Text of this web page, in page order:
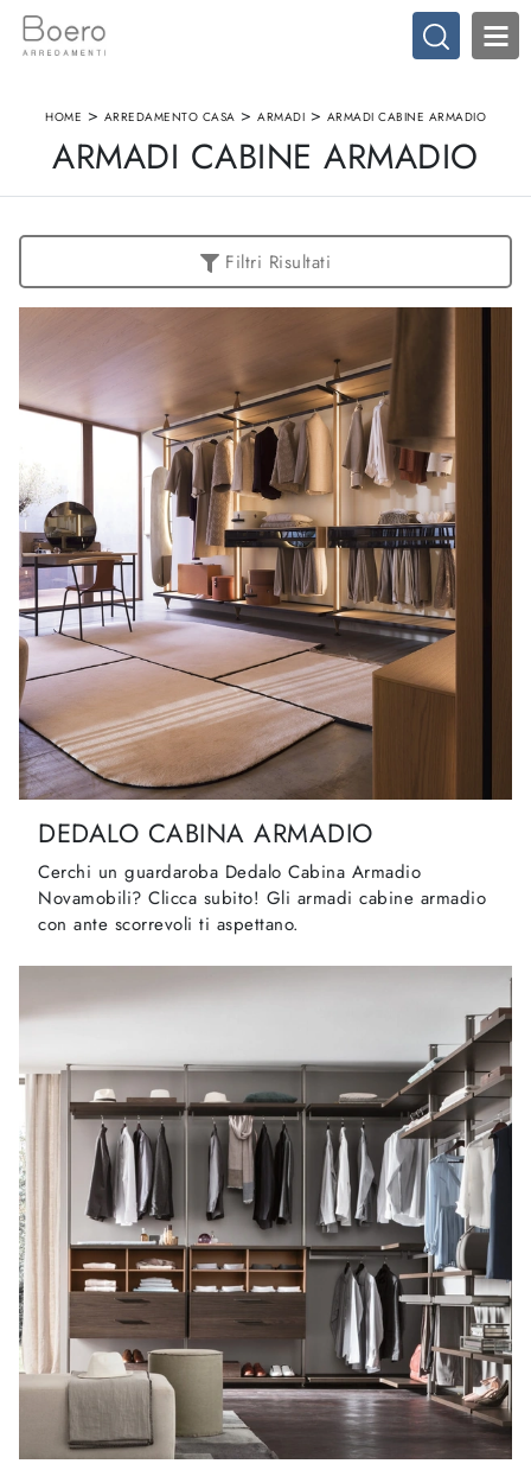
HOME > ARREDAMENTO CASA > ARMADI > ARMADI CABINE ARMADIO
ARMADI CABINE ARMADIO
Filtri Risultati
DEDALO CABINA ARMADIO
Cerchi un guardaroba Dedalo Cabina Armadio
Novamobili? Clicca subito! Gli armadi cabine armadio
con ante scorrevoli ti aspettano.